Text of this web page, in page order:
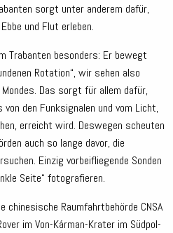
sorgt unter anderem dafür,
und Flut erleben.
Trabanten besonders: Er bewegt
Rotation“, wir sehen also
Das sorgt für allem dafür,
den Funksignalen und vom Licht,
erreicht wird. Deswegen scheuten
auch so lange davor, die
Einzig vorbeifliegende Sonden
Seite“ fotografieren.
Raumfahrtbehörde CNSA
im Von-Kárman-Krater im Südpol-